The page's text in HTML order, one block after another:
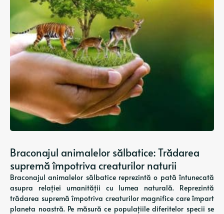
Braconajul animalelor sălbatice: Trădarea
supremă împotriva creaturilor naturii
Braconajul animalelor sălbatice reprezintă o pată întunecată
asupra relației umanității cu lumea naturală. Reprezintă
trădarea supremă împotriva creaturilor magnifice care împart
planeta noastră. Pe măsură ce populațiile diferitelor specii se